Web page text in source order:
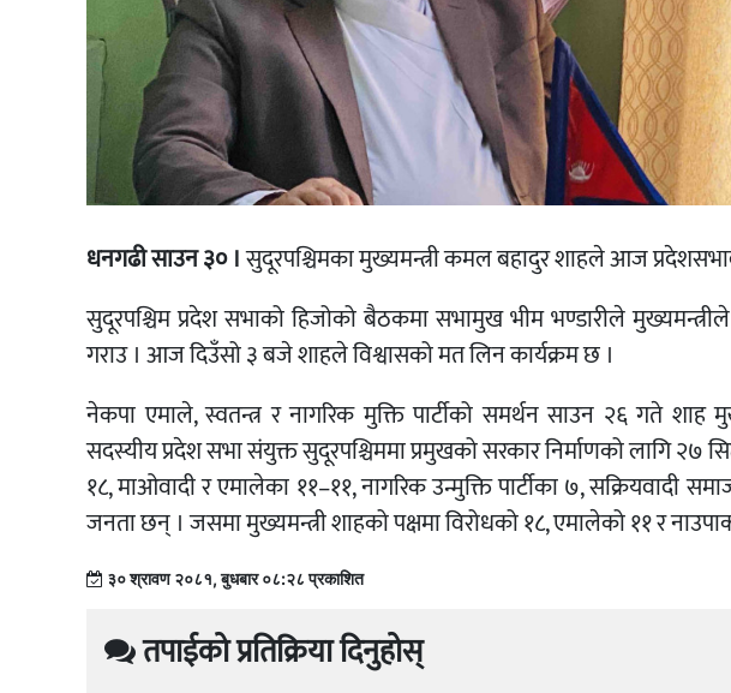
धनगढी साउन ३० ।सुदूरपश्चिमका मुख्यमन्त्री कमल बहादुर शाहले आज
सुदूरपश्चिम प्रदेश सभाको हिजोको बैठकमा सभामुख भीम भण्डारीले
गराउ । आज दिउँसो ३ बजे शाहले विश्वासको मत लिन कार्यक्रम छ ।
नेकपा एमाले, स्वतन्त्र र नागरिक मुक्ति पार्टीको समर्थन साउन २६ गते शाह
सदस्यीय प्रदेश सभा संयुक्त सुदूरपश्चिममा प्रमुखको सरकार निर्माणको लागि
१८, माओवादी र एमालेका ११–११, नागरिक उन्मुक्ति पार्टीका ७, सक्रियवादी
जनता छन् । जसमा मुख्यमन्त्री शाहको पक्षमा विरोधको १८, एमालेको ११ र
३० श्रावण २०८१, बुधबार ०८:२८ प्रकाशित
तपाईको प्रतिक्रिया दिनुहोस्